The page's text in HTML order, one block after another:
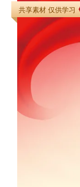
共享素材 仅供学习